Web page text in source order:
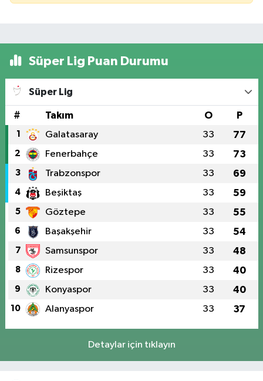
Süper Lig Puan Durumu
Süper Lig
# Takım O P
1 Galatasaray 33 77
2 Fenerbahçe 33 73
3 Trabzonspor 33 69
4 Beşiktaş 33 59
5 Göztepe 33 55
6 Başakşehir 33 54
7 Samsunspor 33 48
8 Rizespor 33 40
9 Konyaspor 33 40
10 Alanyaspor 33 37
Detaylar için tıklayın